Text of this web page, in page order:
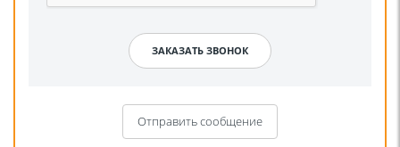
Отправить сообщение